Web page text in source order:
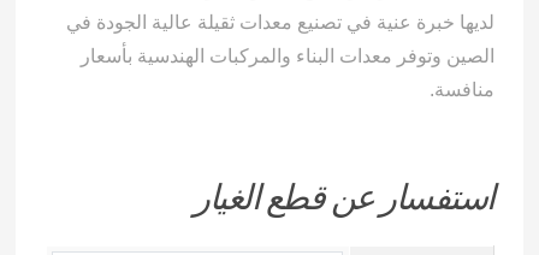
لديها خبرة عنية في تصنيع معدات ثقيلة عالية الجودة في
الصين وتوفر معدات البناء والمركبات الهندسية بأسعار
منافسة.
استفسار عن قطع الغيار